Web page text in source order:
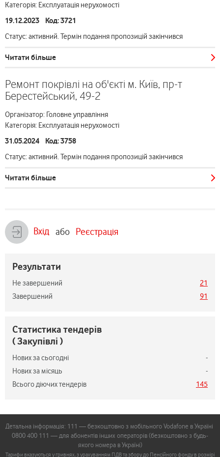
Категорія: Експлуатація нерухомості
19.12.2023 Код: 3721
Статус: активний. Термін подання пропозицій закінчився
Читати більше
Ремонт покрівлі на об'єкті м. Київ, пр-т
Берестейський, 49-2
Організатор: Головне управління
Категорія: Експлуатація нерухомості
31.05.2024 Код: 3758
Статус: активний. Термін подання пропозицій закінчився
Читати більше
Вхід або Реєстрація
Результати
Не завершений
21
Завершений
91
Статистика тендерів
( Закупівлі )
Нових за сьогодні
-
Нових за місяць
-
Всього діючих тендерів
145
Детальна інформація: 111 — безкоштовно з мобільного Vodafone в Україні
0800 400 111 — для абонентів інших операторів (безкоштовно з будь-
якого номера в Україні)
Тарифи вказуються у гривнях, з урахуванням ПДВ та збору до Пенсійного фонду в розмірі